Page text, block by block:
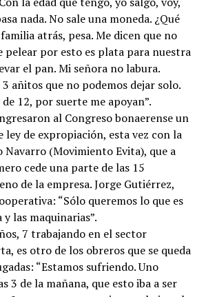
nada. No sale una moneda. ¿Qué
atrás, pesa. Me dicen que no
pelear por esto es plata para nuestra
el pan. Mi señora no labura.
añitos que no podemos dejar solo.
12, por suerte me apoyan”.
al Congreso bonaerense un
ley de expropiación, esta vez con la
Navarro (Movimiento Evita), que a
cede una parte de las 15
de la empresa. Jorge Gutiérrez,
“Sólo queremos lo que es
las maquinarias”.
7 trabajando en el sector
es otro de los obreros que se queda
“Estamos sufriendo. Uno
3 de la mañana, que esto iba a ser